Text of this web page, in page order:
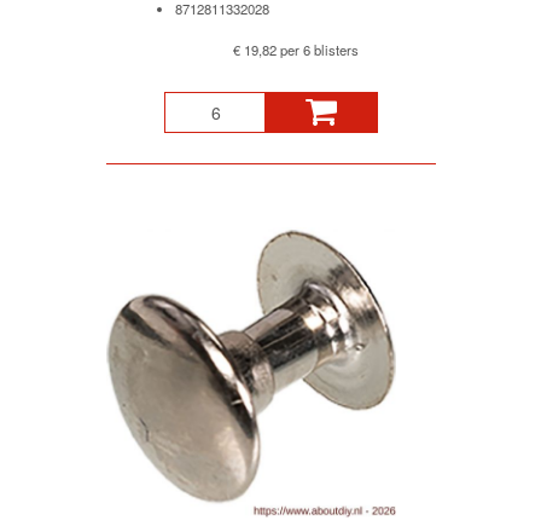
8712811332028
€ 19,82 per 6 blisters